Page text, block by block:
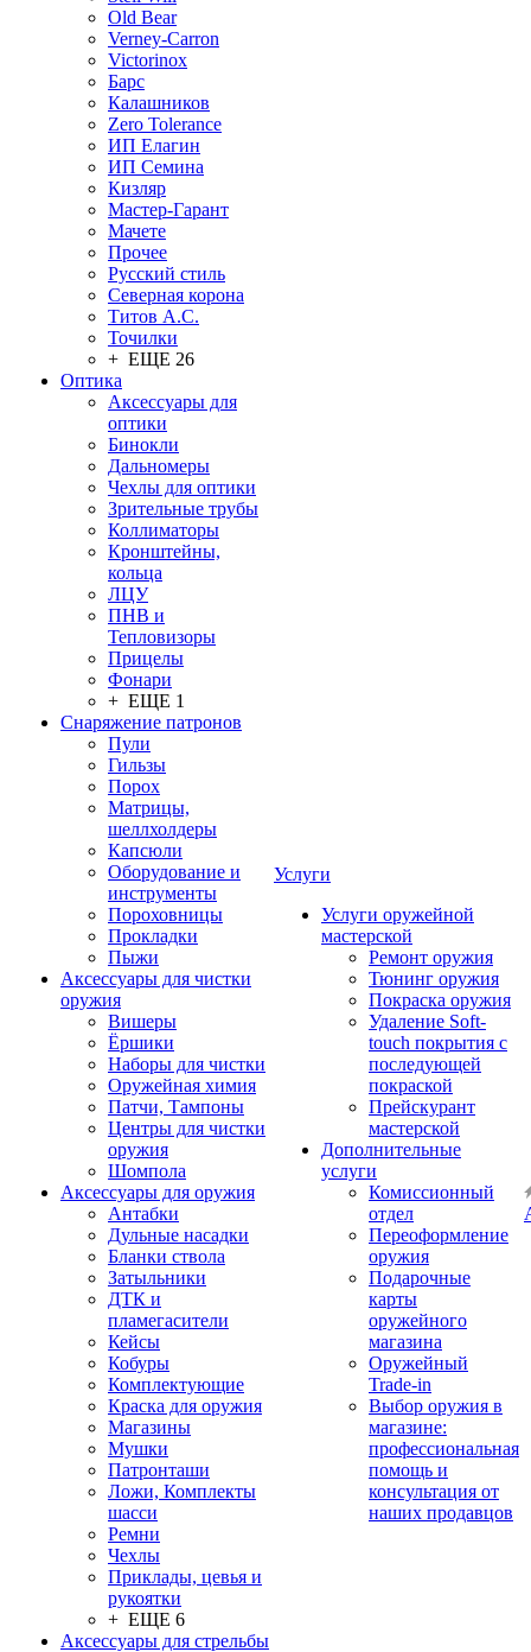
Old Bear
Verney-Carron
Victorinox
Барс
Калашников
Zero Tolerance
ИП Елагин
ИП Семина
Кизляр
Мастер-Гарант
Мачете
Прочее
Русский стиль
Северная корона
Титов А.С.
Точилки
+ ЕЩЕ 26
Оптика
Аксессуары для
оптики
Бинокли
Дальномеры
Чехлы для оптики
Зрительные трубы
Коллиматоры
Кронштейны,
кольца
ЛЦУ
ПНВ и
Тепловизоры
Прицелы
Фонари
+ ЕЩЕ 1
Снаряжение патронов
Пули
Гильзы
Порох
Матрицы,
шеллхолдеры
Капсюли
Оборудование и
инструменты
Пороховницы
Прокладки
Пыжи
Аксессуары для чистки
оружия
Вишеры
Ёршики
Наборы для чистки
Оружейная химия
Патчи, Тампоны
Центры для чистки
оружия
Шомпола
Аксессуары для оружия
Антабки
Дульные насадки
Бланки ствола
Затыльники
ДТК и
пламегасители
Кейсы
Кобуры
Комплектующие
Краска для оружия
Магазины
Мушки
Патронташи
Ложи, Комплекты
шасси
Ремни
Чехлы
Приклады, цевья и
рукоятки
+ ЕЩЕ 6
Аксессуары для стрельбы
Услуги
Услуги оружейной
мастерской
Ремонт оружия
Тюнинг оружия
Покраска оружия
Удаление Soft-
touch покрытия с
последующей
покраской
Прейскурант
мастерской
Дополнительные
услуги
Комиссионный
отдел
Переоформление
оружия
Подарочные
карты
оружейного
магазина
Оружейный
Trade-in
Выбор оружия в
магазине:
профессиональная
помощь и
консультация от
наших продавцов